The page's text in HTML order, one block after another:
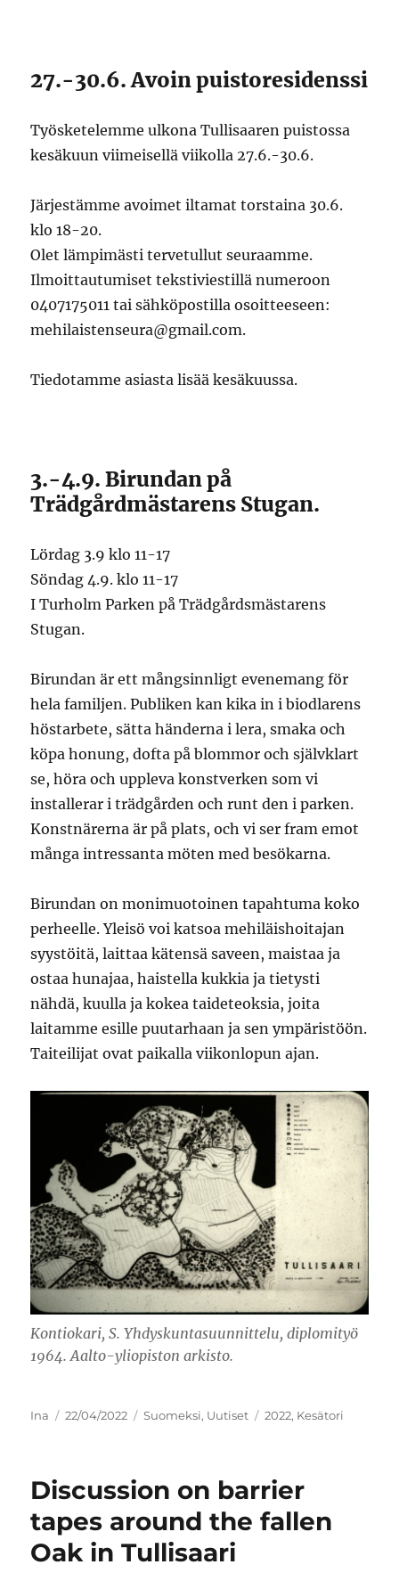
27.-30.6. Avoin puistoresidenssi
Työsketelemme ulkona Tullisaaren puistossa
kesäkuun viimeisellä viikolla 27.6.-30.6.
Järjestämme avoimet iltamat torstaina 30.6.
klo 18-20.
Olet lämpimästi tervetullut seuraamme.
Ilmoittautumiset tekstiviestillä numeroon
0407175011 tai sähköpostilla osoitteeseen:
mehilaistenseura@gmail.com.
Tiedotamme asiasta lisää kesäkuussa.
3.-4.9. Birundan på
Trädgårdmästarens Stugan.
Lördag 3.9 klo 11-17
Söndag 4.9. klo 11-17
I Turholm Parken på Trädgårdsmästarens
Stugan.
Birundan är ett mångsinnligt evenemang för
hela familjen. Publiken kan kika in i biodlarens
höstarbete, sätta händerna i lera, smaka och
köpa honung, dofta på blommor och självklart
se, höra och uppleva konstverken som vi
installerar i trädgården och runt den i parken.
Konstnärerna är på plats, och vi ser fram emot
många intressanta möten med besökarna.
Birundan on monimuotoinen tapahtuma koko
perheelle. Yleisö voi katsoa mehiläishoitajan
syystöitä, laittaa kätensä saveen, maistaa ja
ostaa hunajaa, haistella kukkia ja tietysti
nähdä, kuulla ja kokea taideteoksia, joita
laitamme esille puutarhaan ja sen ympäristöön.
Taiteilijat ovat paikalla viikonlopun ajan.
Kontiokari, S.Yhdyskuntasuunnittelu, diplomityö
1964. Aalto-yliopiston arkisto.
Kirjoittaja
Ina Julkaistu
22/04/2022 Kategoriat
Suomeksi, Uutiset Avainsanat
2022, Kesätori
Discussion on barrier
tapes around the fallen
Oak in Tullisaari